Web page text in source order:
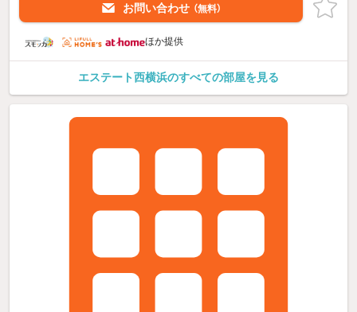
お問い合わせ （無料）
ほか提供
エステート西横浜のすべての部屋を見る